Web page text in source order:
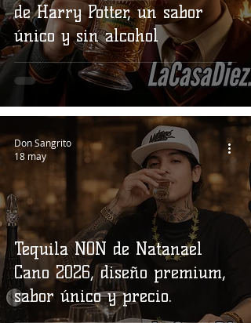
de Harry Potter, un sabor
único y sin alcohol
Tequila NON de Natanael
Cano 2026, diseño premium,
sabor único y precio.
Don Sangrito
18 may